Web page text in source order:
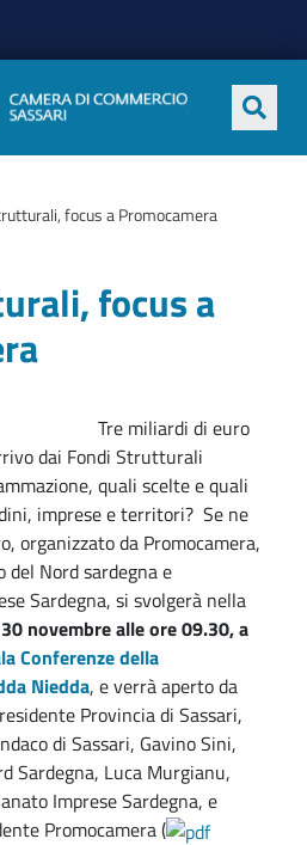
focus a Promocamera
focus a
Tre miliardi di euro
dai Fondi Strutturali
quali scelte e quali
imprese e territori? Se ne
organizzato da Promocamera,
del Nord sardegna e
Sardegna, si svolgerà nella
novembre alle ore 09.30, a
Conferenze della
Niedda, e verrà aperto da
Provincia di Sassari,
di Sassari, Gavino Sini,
Sardegna, Luca Murgianu,
Imprese Sardegna, e
Promocamera (